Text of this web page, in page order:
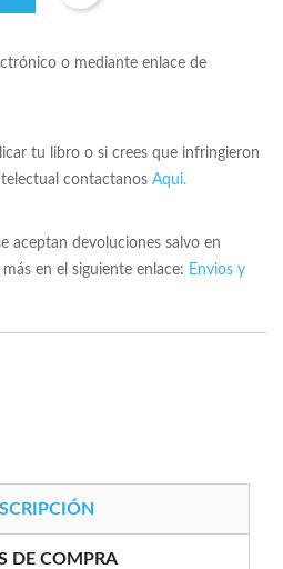
o mediante enlace de
tu libro o si crees que infringieron
contactanos Aqui.
aceptan devoluciones salvo en
en el siguiente enlace: Envios y
DE COMPRA